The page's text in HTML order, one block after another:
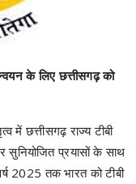
के लिए छत्तीसगढ़ को
में छत्तीसगढ़ राज्य टीबी
सुनियोजित प्रयासों के साथ
2025 तक भारत को टीबी